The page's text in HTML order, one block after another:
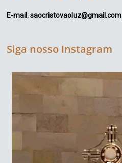
E-mail: saocristovaoluz@gmail.com
Siga nosso Instagram